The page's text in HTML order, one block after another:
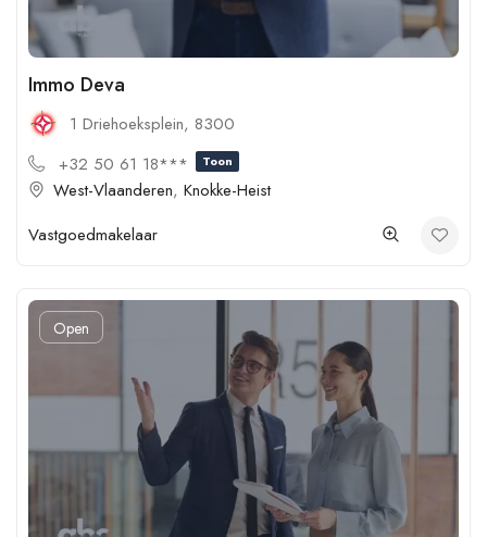
Immo Deva
1 Driehoeksplein, 8300
+32 50 61 18***
Toon
West-Vlaanderen, Knokke-Heist
Vastgoedmakelaar
Open